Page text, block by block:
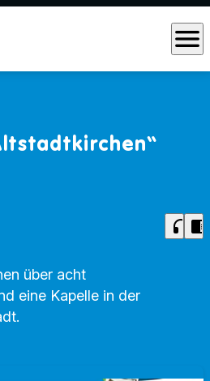
menu
headphones chrome_reader_mode
über acht
eine Kapelle in der